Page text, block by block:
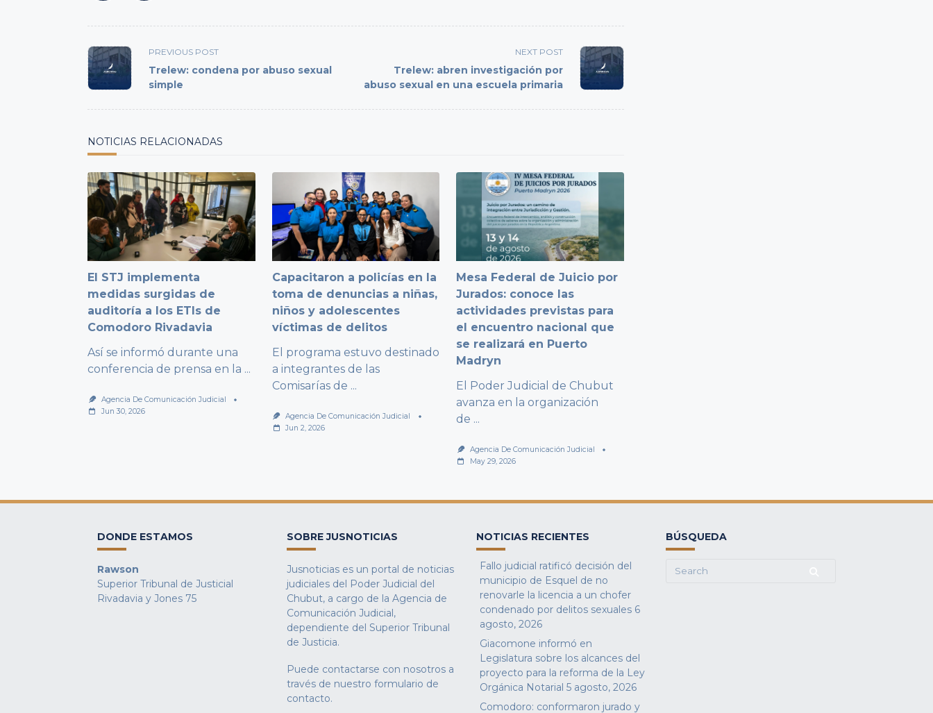
<span
class="nav-
subtitle
PREVIOUS POST
Trelew: condena por abuso sexual
simple
NEXT POST
Trelew: abren investigación por
abuso sexual en una escuela primaria
NOTICIAS RELACIONADAS
El STJ implementa
medidas surgidas de
auditoría a los ETIs de
Comodoro Rivadavia
Así se informó durante una
conferencia de prensa en la ...
Agencia De Comunicación Judicial
Jun 30, 2026
Capacitaron a policías en la
toma de denuncias a niñas,
niños y adolescentes
víctimas de delitos
El programa estuvo destinado
a integrantes de las
Comisarías de ...
Agencia De Comunicación Judicial
Jun 2, 2026
Mesa Federal de Juicio por
Jurados: conoce las
actividades previstas para
el encuentro nacional que
se realizará en Puerto
Madryn
El Poder Judicial de Chubut
avanza en la organización
de ...
Agencia De Comunicación Judicial
May 29, 2026
DONDE ESTAMOS
Rawson
Superior Tribunal de Justicial
Rivadavia y Jones 75
SOBRE JUSNOTICIAS
Jusnoticias es un portal de noticias
judiciales del Poder Judicial del
Chubut, a cargo de la Agencia de
Comunicación Judicial,
dependiente del Superior Tribunal
de Justicia.
Puede contactarse con nosotros a
través de nuestro formulario de
contacto.
NOTICIAS RECIENTES
Fallo judicial ratificó decisión del
municipio de Esquel de no
renovarle la licencia a un chofer
condenado por delitos sexuales 6
agosto, 2026
Giacomone informó en
Legislatura sobre los alcances del
proyecto para la reforma de la Ley
Orgánica Notarial 5 agosto, 2026
Comodoro: conformaron jurado y
BÚSQUEDA
Search